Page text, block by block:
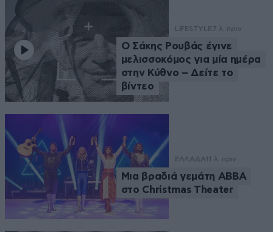
LIFESTYLE7 λ. πριν
Ο Σάκης Ρουβάς έγινε
μελισσοκόμος για μία ημέρα
στην Κύθνο – Δείτε το
βίντεο
ΕΛΛΑΔΑ 11 λ. πριν
Μια βραδιά γεμάτη ABBA
στο Christmas Theater